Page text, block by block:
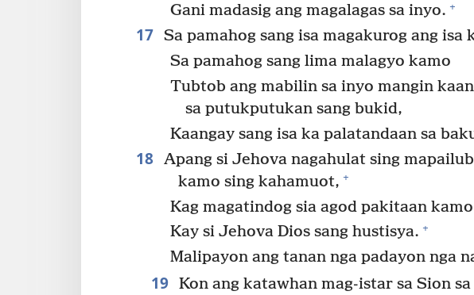
Gani madasig ang magalagas sa inyo. +
17 Sa pamahog sang isa magakurog ang isa
Sa pamahog sang lima malagyo kamo
Tubtob ang mabilin sa inyo mangin
sa putukputukan sang bukid,
Kaangay sang isa ka palatandaan sa
18 Apang si Jehova nagahulat sing
kamo sing kahamuot, +
Kag magatindog sia agod pakitaan
Kay si Jehova Dios sang hustisya. +
Malipayon ang tanan nga padayon nga
19 Kon ang katawhan mag-istar sa Sion